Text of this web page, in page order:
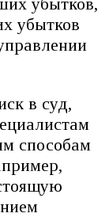
убытков
в суд,
способам